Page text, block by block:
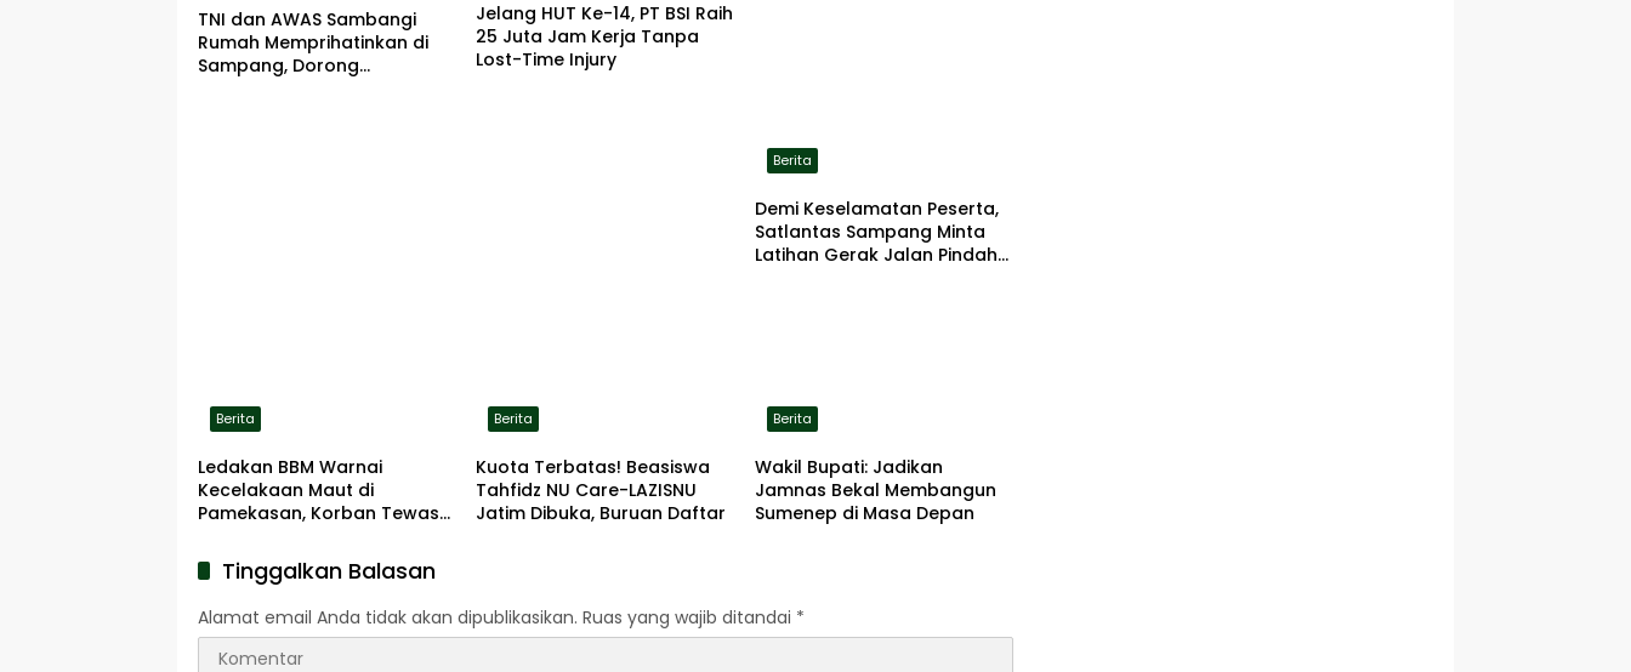
TNI dan AWAS Sambangi
Rumah Memprihatinkan di
Sampang, Dorong
Jelang HUT Ke-14, PT BSI Raih
25 Juta Jam Kerja Tanpa
Lost-Time Injury
Berita
Demi Keselamatan Peserta,
Satlantas Sampang Minta
Latihan Gerak Jalan Pindah
Berita
Ledakan BBM Warnai
Kecelakaan Maut di
Pamekasan, Korban Tewas
Berita
Kuota Terbatas! Beasiswa
Tahfidz NU Care-LAZISNU
Jatim Dibuka, Buruan Daftar
Berita
Wakil Bupati: Jadikan
Jamnas Bekal Membangun
Sumenep di Masa Depan
Tinggalkan Balasan
Alamat email Anda tidak akan dipublikasikan. Ruas yang wajib ditandai *